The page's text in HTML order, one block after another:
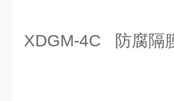
XDGM-
XDGM-